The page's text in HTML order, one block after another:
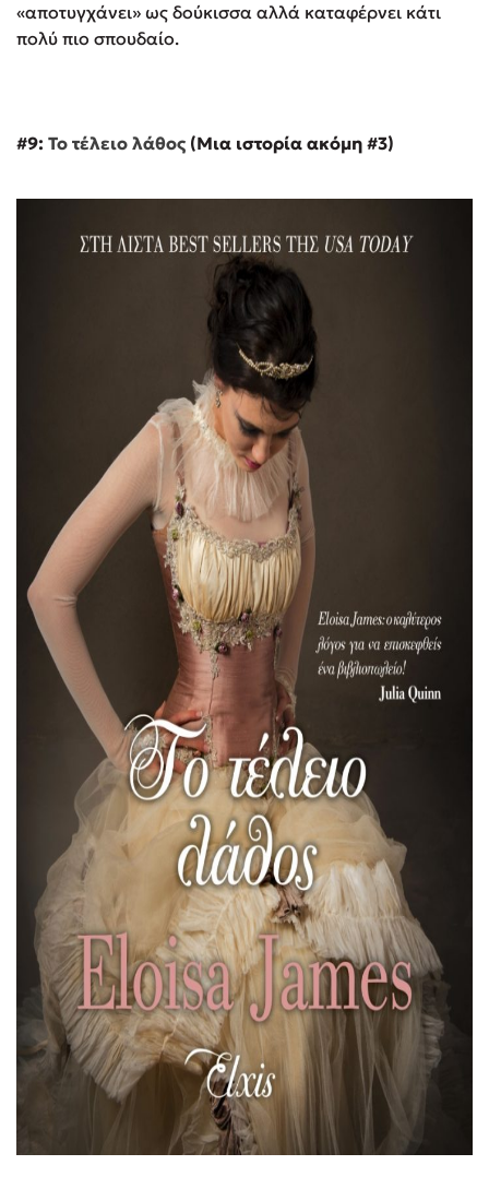
«αποτυγχάνει» ως δούκισσα αλλά καταφέρνει κάτι
πολύ πιο σπουδαίο.
#9: Το τέλειο λάθος (Μια ιστορία ακόμη #3)